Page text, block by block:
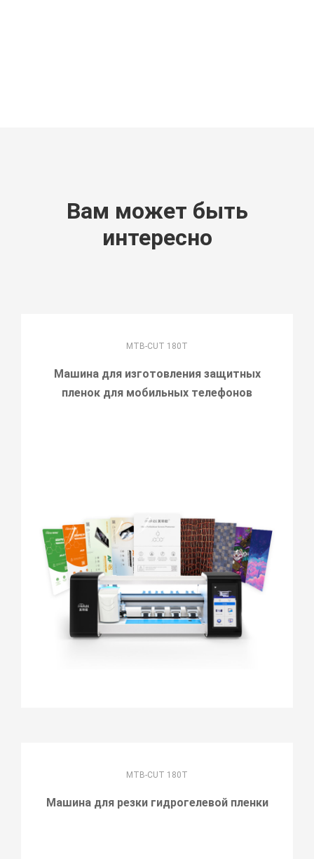
Вам может быть
интересно
MTB-CUT 180T
Машина для изготовления защитных
пленок для мобильных телефонов
MTB-CUT 180T
Машина для резки гидрогелевой пленки